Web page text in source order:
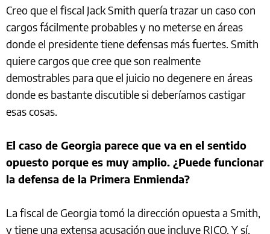
Creo que el fiscal Jack Smith quería trazar un caso con
cargos fácilmente probables y no meterse en áreas
donde el presidente tiene defensas más fuertes. Smith
quiere cargos que cree que son realmente
demostrables para que el juicio no degenere en áreas
donde es bastante discutible si deberíamos castigar
esas cosas.
El caso de Georgia parece que va en el sentido
opuesto porque es muy amplio. ¿Puede funcionar
la defensa de la Primera Enmienda?
La fiscal de Georgia tomó la dirección opuesta a Smith,
y tiene una extensa acusación que incluye RICO. Y sí,